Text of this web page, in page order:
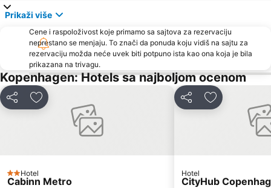
Prikaži više
Cene i raspoloživost koje primamo sa sajtova za rezervaciju
neprestano se menjaju. To znači da ponuda koju vidiš na sajtu za
rezervaciju možda neće uvek biti potpuno ista kao ona koja je bila
prikazana na trivagu.
Kopenhagen: Hotels sa najboljom ocenom
Deli Dodati u favorite
2 Zvezdice
Hotel
Cabinn Metro
Deli Dodati u
Hotel
CityHub